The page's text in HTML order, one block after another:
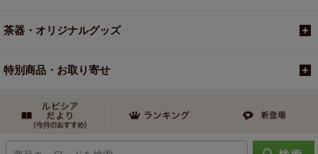
茶器・オリジナルグッズ
特別商品・お取り寄せ